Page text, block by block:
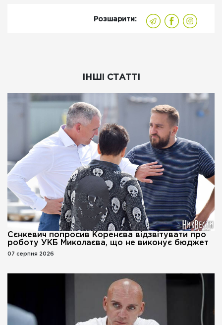
Розшарити:
ІНШІ СТАТТІ
Сєнкевич попросив Коренєва відзвітувати про
роботу УКБ Миколаєва, що не виконує бюджет
07 серпня 2026